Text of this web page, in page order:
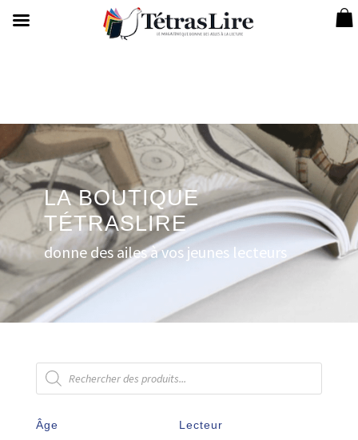
LA BOUTIQUE
TÉTRASLIRE
donne des ailes à vos jeunes lecteurs
Recherche
produits
Âge Lecteur